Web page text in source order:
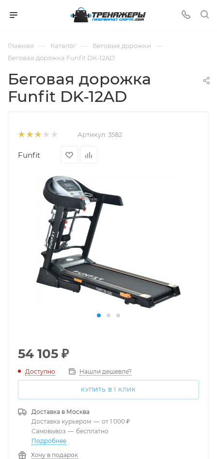
Главная — Каталог — Беговые дорожки —
Беговая дорожка Funfit DK-12AD
Беговая дорожка
Funfit DK-12AD
Артикул: 3582
Funfit
54 105 ₽
Доступно Нашли дешевле?
КУПИТЬ В 1 КЛИК
Доставка в Москва
Доставка курьером — от 1 000 ₽
Самовывоз — бесплатно
Подробнее
Хочу в подарок